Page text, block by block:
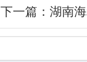
下一篇： 湖南